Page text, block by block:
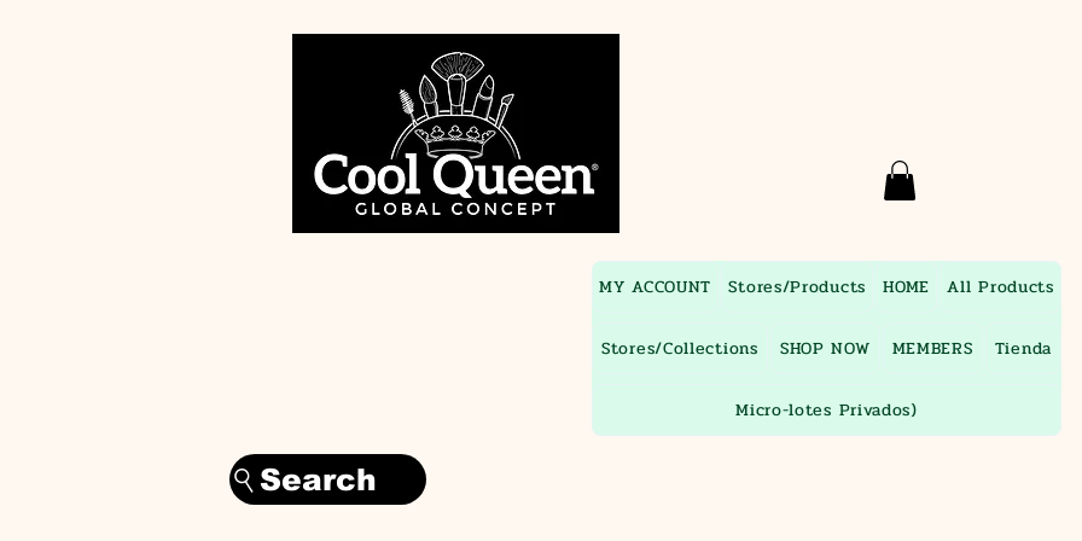
MY ACCOUNT Stores/Products HOME All Products
Stores/Collections SHOP NOW MEMBERS Tienda
Micro-lotes Privados)
Search